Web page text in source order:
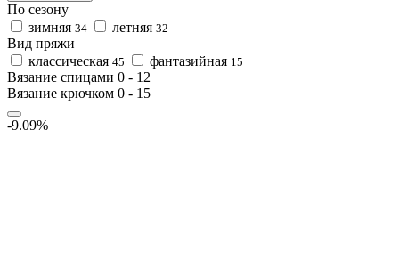
По сезону
зимняя 34 летняя 32
Вид пряжи
классическая 45 фантазийная 15
Вязание спицами 0 - 12
Вязание крючком 0 - 15
-9.09%